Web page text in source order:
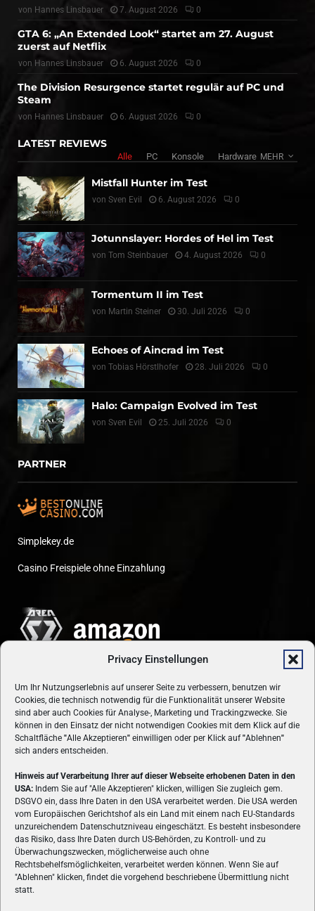
Privacy Einstellungen
Um Ihr Nutzungserlebnis auf unserer Seite zu verbessern, benutzen wir
Cookies, die technisch notwendig für die Funktionalität unserer Website
sind aber auch Cookies für Analyse-, Marketing und Trackingzwecke. Sie
können in den Einsatz der nicht notwendigen Cookies mit dem Klick auf die
Schaltfläche "Alle Akzeptieren" einwilligen oder per Klick auf"Ablehnen"
sich anders entscheiden.
Hinweis auf Verarbeitung Ihrer auf dieser Webseite erhobenen Daten in den
USA: Indem Sie auf "Alle Akzeptieren" klicken, willigen Sie zugleich gem.
DSGVO ein, dass Ihre Daten in den USA verarbeitet werden. Die USA werden
vom Europäischen Gerichtshof als ein Land mit einem nach EU-Standards
unzureichendem Datenschutzniveau eingeschätzt. Es besteht insbesondere
das Risiko, dass Ihre Daten durch US-Behörden, zu Kontroll- und zu
Überwachungszwecken, möglicherweise auch ohne
Rechtsbehelfsmöglichkeiten, verarbeitet werden können. Wenn Sie auf
"Ablehnen" klicken, findet die vorgehend beschriebene Übermittlung nicht
statt.
von Hannes Linsbauer 7. August 2026 0
GTA 6: „An Extended Look“ startet am 27. August
zuerst auf Netflix
von Hannes Linsbauer 6. August 2026 0
The Division Resurgence startet regulär auf PC und
Steam
von Hannes Linsbauer 6. August 2026 0
LATEST REVIEWS
Alle PC Konsole Hardware MEHR
Mistfall Hunter im Test
von Sven Evil 6. August 2026 0
Jotunnslayer: Hordes of Hel im Test
von Tom Steinbauer 4. August 2026 0
Tormentum II im Test
von Martin Steiner 30. Juli 2026 0
Echoes of Aincrad im Test
von Tobias Hörstlhofer 28. Juli 2026 0
Halo: Campaign Evolved im Test
von Sven Evil 25. Juli 2026 0
PARTNER
Simplekey.de
Casino Freispiele ohne Einzahlung
ÜBER UNS
VON GAMERN, FÜR GAMER! Gamers.at ist das älteste Online-
Spielemagazin Österreichs und bringt täglich aktuelle News,
Reviews und Videos zu PC- und Konsolenspielen, Gaming-
Hardware und aus der Welt des e-Sport's.